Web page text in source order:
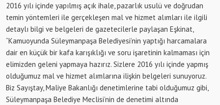
2016 yılı içinde yapılmış açık ihale, pazarlık usulü ve doğrudan
temin yöntemleri ile gerçekleşen mal ve hizmet alımları ile ilgili
detaylı bilgi ve belgeleri de gazetecilerle paylaşan Eşkinat,
“Kamuoyunda Süleymanpaşa Belediyesi’nin yaptığı harcamalara
dair en küçük bir kafa karışıklığı ve soru işaretinin kalmaması için
elimizden geleni yapmaya hazırız. Sizlere 2016 yılı içinde yapmış
olduğumuz mal ve hizmet alımlarına ilişkin belgeleri sunuyoruz.
Biz Sayıştay, Maliye Bakanlığı denetimlerine tabi olduğumuz gibi,
Süleymanpaşa Belediye Meclisi’nin de denetimi altında